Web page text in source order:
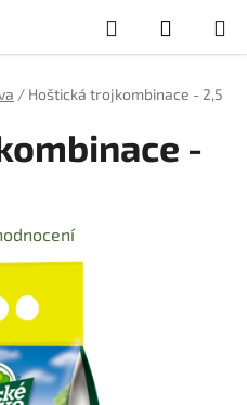
Hledat
KOŠÍK
/ Hoštická trojkombinace - 2,5
-